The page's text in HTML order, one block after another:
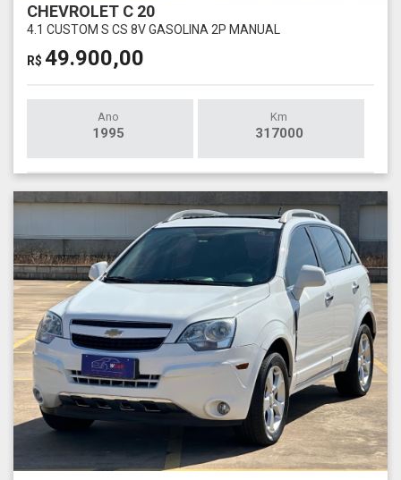
CHEVROLET C 20
4.1 CUSTOM S CS 8V GASOLINA 2P MANUAL
R$ 49.900,00
Ano
1995
Km
317000